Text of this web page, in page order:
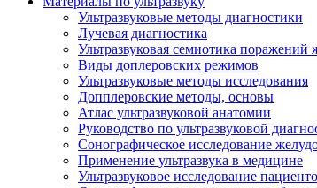
Ультразвуковые методы диагностики
Лучевая диагностика
Ультразвуковая семиотика поражений
Виды доплеровских режимов
Ультразвуковые методы исследования
Допплеровские методы, основы
Атлас ультразвуковой анатомии
Руководство по ультразвуковой
Сонографическое исследование
Применение ультразвука в медицине
Ультразвуковое исследование